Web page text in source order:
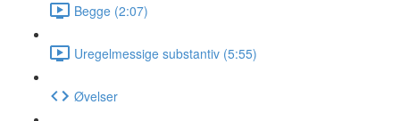
Begge (2:07)
Uregelmessige substantiv (5:55)
Øvelser